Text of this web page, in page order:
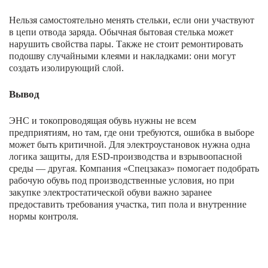
Нельзя самостоятельно менять стельки, если они участвуют
в цепи отвода заряда. Обычная бытовая стелька может
нарушить свойства пары. Также не стоит ремонтировать
подошву случайными клеями и накладками: они могут
создать изолирующий слой.
Вывод
ЭНС и токопроводящая обувь нужны не всем
предприятиям, но там, где они требуются, ошибка в выборе
может быть критичной. Для электроустановок нужна одна
логика защиты, для ESD-производства и взрывоопасной
среды — другая. Компания «Спецзаказ» помогает подобрать
рабочую обувь под производственные условия, но при
закупке электростатической обуви важно заранее
предоставить требования участка, тип пола и внутренние
нормы контроля.